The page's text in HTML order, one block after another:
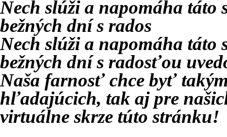
Nech slúži a napomáha táto
bežných dní s rados
Nech slúži a napomáha táto
bežných dní s radosťou
Naša farnosť chce byť
hľadajúcich, tak aj pre
virtuálne skrze túto stránku!